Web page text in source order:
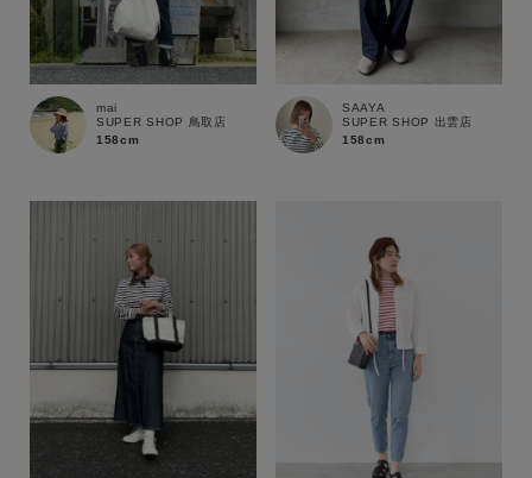
キーワード
カテゴリ
サイズ
mai
SUPER SHOP 鳥取店
158cm
SAAYA
SUPER SHOP 出雲店
158cm